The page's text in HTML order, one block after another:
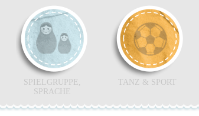
SPIELGRUPPE,
SPRACHE
TANZ & SPORT